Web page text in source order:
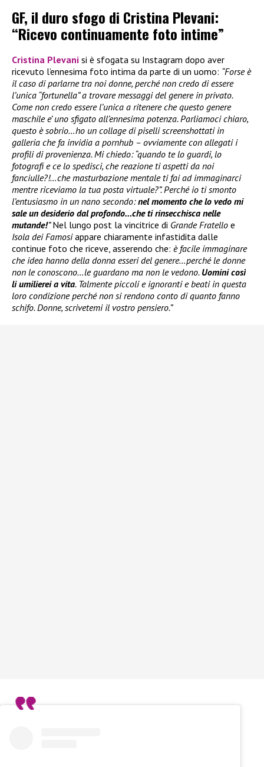
GF, il duro sfogo di Cristina Plevani:
“Ricevo continuamente foto intime”
Cristina Plevani si è sfogata su Instagram dopo aver
ricevuto l’ennesima foto intima da parte di un uomo: “Forse è
il caso di parlarne tra noi donne, perché non credo di essere
l’unica “fortunella” a trovare messaggi del genere in privato.
Come non credo essere l’unica a ritenere che questo genere
maschile e’ uno sfigato all’ennesima potenza. Parliamoci chiaro,
questo è sobrio…ho un collage di piselli screenshottati in
galleria che fa invidia a pornhub – ovviamente con allegati i
profili di provenienza. Mi chiedo: “quando te lo guardi, lo
fotografi e ce lo spedisci, che reazione ti aspetti da noi
fanciulle?!…che masturbazione mentale ti fai ad immaginarci
mentre riceviamo la tua posta virtuale?”. Perché io ti smonto
l’entusiasmo in un nano secondo:nel momento che lo vedo mi
sale un desiderio dal profondo…che ti rinsecchisca nelle
mutande!”Nel lungo post la vincitrice di Grande Fratello e
Isola dei Famosiappare chiaramente infastidita dalle
continue foto che riceve, asserendo che: è facile immaginare
che idea hanno della donna esseri del genere…perché le donne
non le conoscono…le guardano ma non le vedono. Uomini così
li umilierei a vita. Talmente piccoli e ignoranti e beati in questa
loro condizione perché non si rendono conto di quanto fanno
schifo. Donne, scrivetemi il vostro pensiero.”